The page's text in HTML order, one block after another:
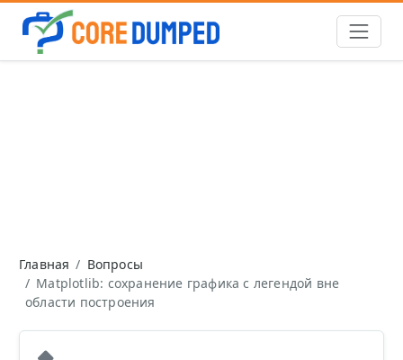
Главная
Вопросы
Matplotlib: сохранение графика с легендой вне
области построения